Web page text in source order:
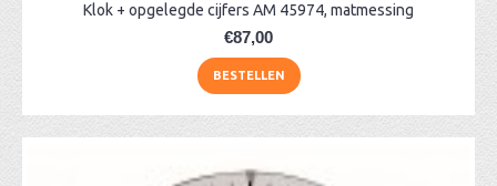
Klok + opgelegde cijfers AM 45974, matmessing
€87,00
BESTELLEN